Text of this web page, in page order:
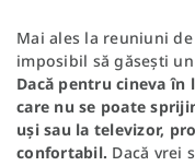
Mai ales la reuniuni
imposibil să găsești
Dacă pentru cineva
care nu se poate
uși sau la televizor,
confortabil. Dacă vrei